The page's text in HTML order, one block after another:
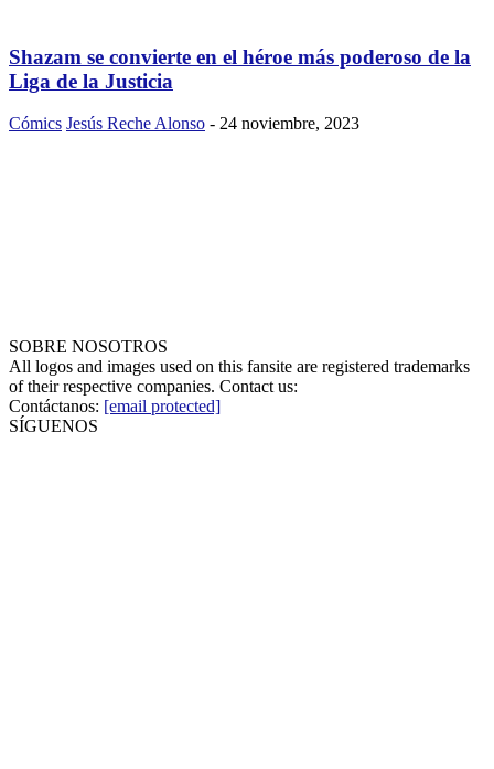
Shazam se convierte en el héroe más poderoso de la
Liga de la Justicia
Cómics Jesús Reche Alonso - 24 noviembre, 2023
SOBRE NOSOTROS
All logos and images used on this fansite are registered trademarks
of their respective companies. Contact us:
Contáctanos: [email protected]
SÍGUENOS